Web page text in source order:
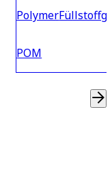
Polymer
POM